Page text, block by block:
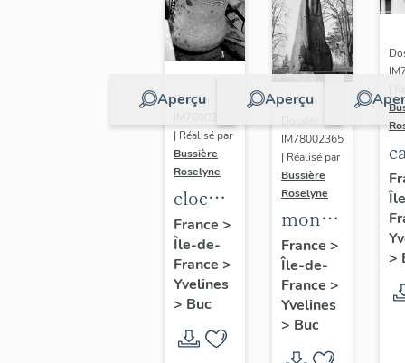
Aperçu
Dossier
| Réalisé par
Bussière
Roselyne
cloche
dite
Louise
Auguste
Adélaïde
France >
Île-de-
France >
Yvelines
> Buc
Aperçu
IM78002365
| Réalisé par
Bussière
Roselyne
monument
funéraire
de
Jean
Casale
France >
Île-de-
France >
Yvelines
> Buc
>